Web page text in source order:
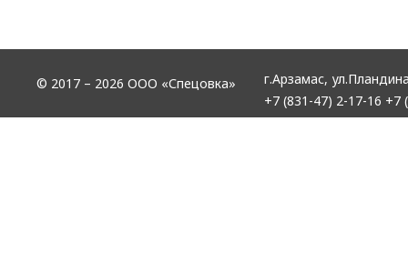
© 2017 – 2026 ООО «Спецовка» г.Арзамас,
+7 (831-47) 2-17-16 +7